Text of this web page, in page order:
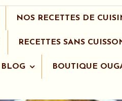
NOS RECETTES DE
RECETTES SANS
BLOG BOUTIQUE